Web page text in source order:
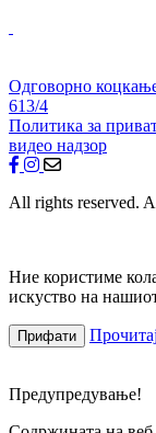
Одговорно
613/4
Политика за
видео надзор
All rights reserved.
Ние користиме
искуство на нашиот
Прифати
Предупредување!